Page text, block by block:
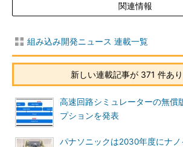
関連情報
組み込み開発ニュース 連載一覧
新しい連載記事が 371 件あ
高速回路シミュレーターの無償
プションを発表
パナソニックは2030年度にナ